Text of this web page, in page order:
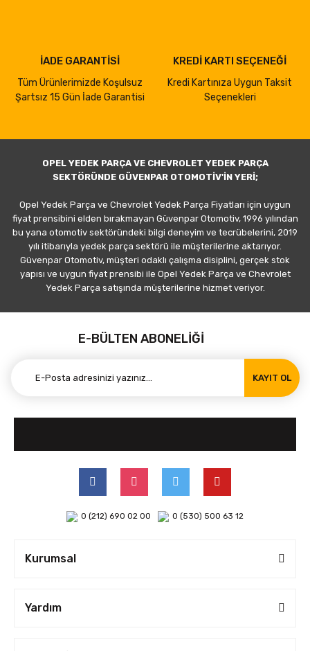
İADE GARANTİSİ
Tüm Ürünlerimizde Koşulsuz
Şartsız 15 Gün İade Garantisi
KREDİ KARTI SEÇENEĞİ
Kredi Kartınıza Uygun Taksit
Seçenekleri
OPEL YEDEK PARÇA VE CHEVROLET YEDEK PARÇA
SEKTÖRÜNDE GÜVENPAR OTOMOTİV'İN YERİ;
Opel Yedek Parça ve Chevrolet Yedek Parça Fiyatları için uygun
fiyat prensibini elden bırakmayan Güvenpar Otomotiv, 1996 yılından
bu yana otomotiv sektöründeki bilgi deneyim ve tecrübelerini, 2019
yılı itibarıyla yedek parça sektörü ile müşterilerine aktarıyor.
Güvenpar Otomotiv, müşteri odaklı çalışma disiplini, gerçek stok
yapısı ve uygun fiyat prensibi ile Opel Yedek Parça ve Chevrolet
Yedek Parça satışında müşterilerine hizmet veriyor.
E-BÜLTEN ABONELİĞİ
KAYIT OL
0 (212) 690 02 00 0 (530) 500 63 12
Kurumsal
Yardım